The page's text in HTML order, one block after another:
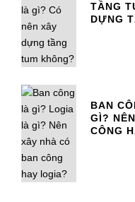
TẦNG
DỰNG
BAN
GÌ?
CÔNG